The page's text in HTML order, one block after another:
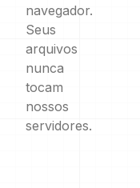
navegador.
Seus
arquivos
nunca
tocam
nossos
servidores.